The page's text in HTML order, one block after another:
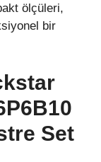
ölçüleri,
bir
Set